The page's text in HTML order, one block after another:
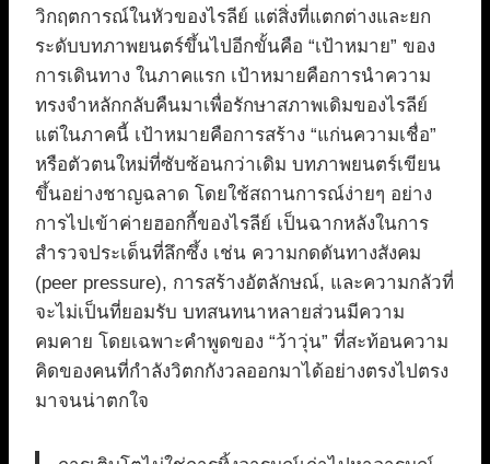
วิกฤตการณ์ในหัวของไรลีย์ แต่สิ่งที่แตกต่างและยก
ระดับบทภาพยนตร์ขึ้นไปอีกขั้นคือ “เป้าหมาย” ของ
การเดินทาง ในภาคแรก เป้าหมายคือการนำความ
ทรงจำหลักกลับคืนมาเพื่อรักษาสภาพเดิมของไรลีย์
แต่ในภาคนี้ เป้าหมายคือการสร้าง “แก่นความเชื่อ”
หรือตัวตนใหม่ที่ซับซ้อนกว่าเดิม บทภาพยนตร์เขียน
ขึ้นอย่างชาญฉลาด โดยใช้สถานการณ์ง่ายๆ อย่าง
การไปเข้าค่ายฮอกกี้ของไรลีย์ เป็นฉากหลังในการ
สำรวจประเด็นที่ลึกซึ้ง เช่น ความกดดันทางสังคม
(peer pressure), การสร้างอัตลักษณ์, และความกลัวที่
จะไม่เป็นที่ยอมรับ บทสนทนาหลายส่วนมีความ
คมคาย โดยเฉพาะคำพูดของ “ว้าวุ่น” ที่สะท้อนความ
คิดของคนที่กำลังวิตกกังวลออกมาได้อย่างตรงไปตรง
มาจนน่าตกใจ